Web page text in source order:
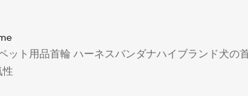
ト用品首輪 ハーネスバンダナハイブランド犬の